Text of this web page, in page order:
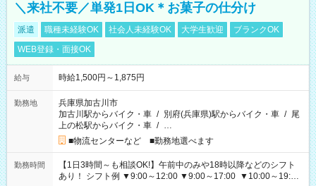
＼来社不要／単発1日OK＊お菓子の仕分け
派遣 職種未経験OK 社会人未経験OK 大学生歓迎
ブランクOK
WEB登録・面接OK
給与 時給1,500円～1,875円
勤務地
兵庫県加古川市
加古川駅からバイク・車 / 別府(兵庫県)駅からバイク・車 / 尾
上の松駅からバイク・車 / …
■物流センターなど ■勤務地選べます
勤務時間
【1日3時間～も相談OK!】午前中のみや18時以降などのシフト
あり！ シフト例 ▼9:00～12:00 ▼9:00～17:00 ▼10:00～19:00